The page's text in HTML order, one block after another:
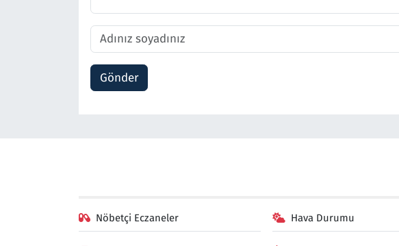
Gönder
Nöbetçi Eczaneler Hava Durumu